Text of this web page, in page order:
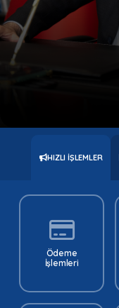
HIZLI İŞLEMLER
Ödeme
İşlemleri